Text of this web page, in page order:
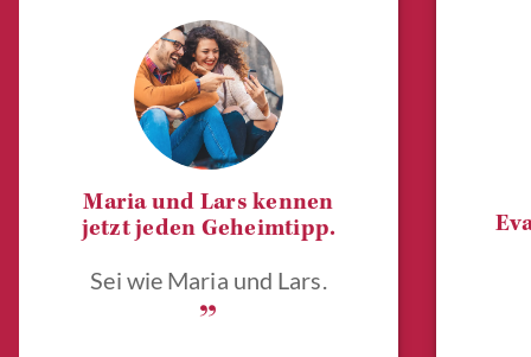
Maria und Lars kennen
jetzt jeden Geheimtipp.
Sei wie Maria und Lars.
„